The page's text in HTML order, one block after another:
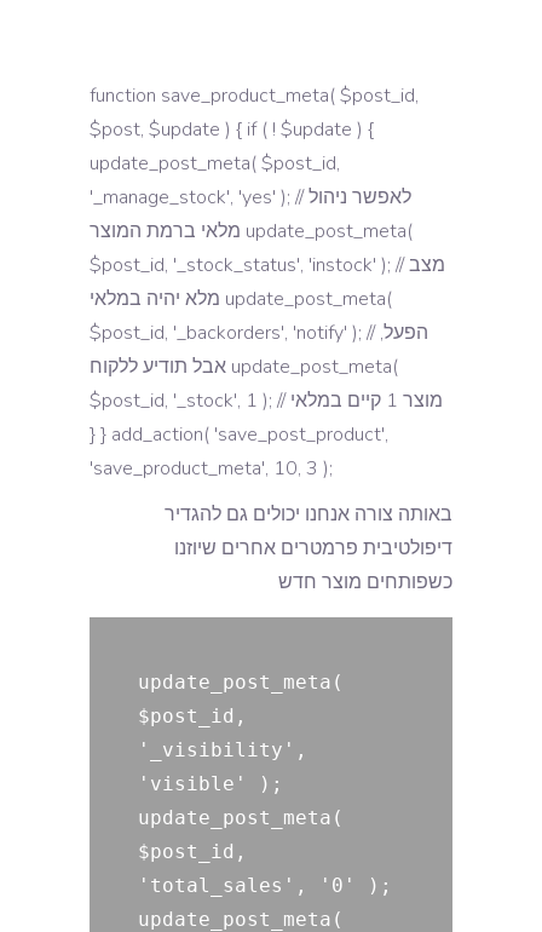
function save_product_meta( $post_id,
$post, $update ) { if ( ! $update ) {
update_post_meta( $post_id,
'_manage_stock', 'yes' ); // לאפשר ניהול
מלאי ברמת המוצר update_post_meta(
$post_id, '_stock_status', 'instock' ); // מצב
מלא יהיה במלאי update_post_meta(
$post_id, '_backorders', 'notify' ); // הפעל,
אבל תודיע ללקוח update_post_meta(
$post_id, '_stock', 1 ); // מוצר 1 קיים במלאי
} } add_action( 'save_post_product',
'save_product_meta', 10, 3 );
באותה צורה אנחנו יכולים גם להגדיר
דיפולטיבית פרמטרים אחרים שיוזנו
כשפותחים מוצר חדש
update_post_meta(
$post_id,
'_visibility',
'visible' );
update_post_meta(
$post_id,
'total_sales', '0' );
update_post_meta(